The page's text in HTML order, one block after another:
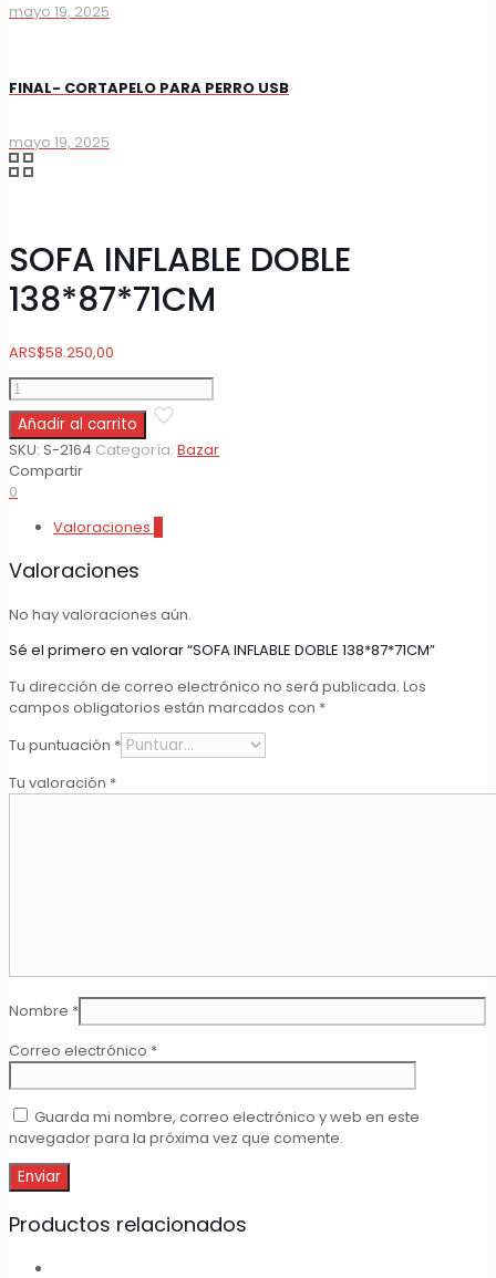
mayo 19, 2025
FINAL- CORTAPELO PARA PERRO USB
mayo 19, 2025
SOFA INFLABLE DOBLE
138*87*71CM
ARS$58.250,00
SOFA
INFLABLE
DOBLE
138*87*71CM
cantidad
Añadir al carrito
SKU: S-2164 Categoría: Bazar
Compartir
0
Valoraciones
Valoraciones
No hay valoraciones aún.
Sé el primero en valorar “SOFA INFLABLE DOBLE 138*87*71CM”
Tu dirección de correo electrónico no será publicada. Los
campos obligatorios están marcados con *
Tu puntuación *
Tu valoración *
Nombre *
Correo electrónico *
Guarda mi nombre, correo electrónico y web en este
navegador para la próxima vez que comente.
Productos relacionados